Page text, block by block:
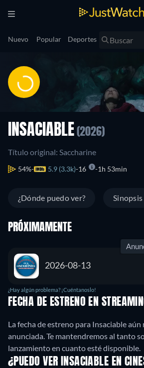
Nuevo Popular Deportes
INSACIABLE (2026)
Título original: Saccharine
54% 5.9 (3.3k) 16 1h 53min
¿Dónde puedo ver? Sinopsis
PRÓXIMAMENTE
2026-08-13
¿Hay algún problema? ¡Cuéntanoslo!
FECHA DE ESTRENO EN
La fecha de estreno para Insaciable aún
anunciada. Te mantendremos al tanto
lanzamiento en cuanto esté disponible.
¿PUEDO VER INSACIABLE EN